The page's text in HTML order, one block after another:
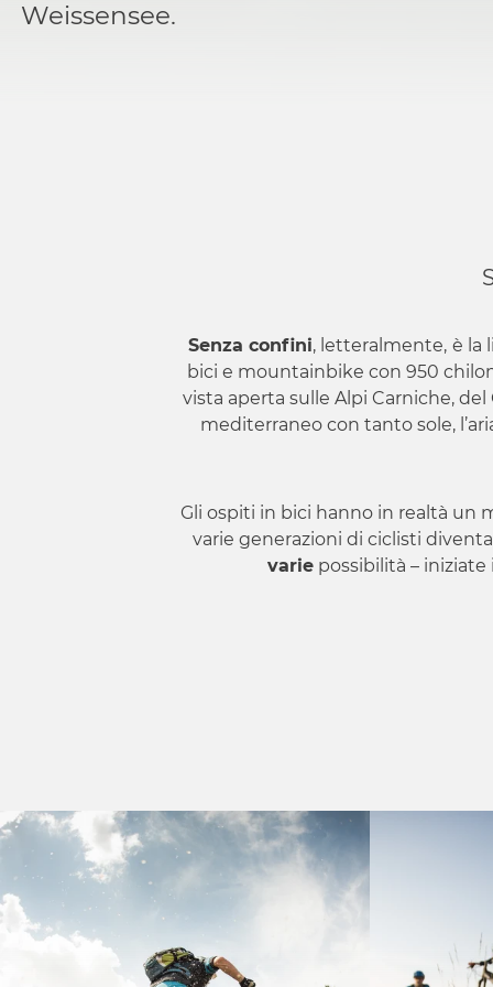
Weissensee.
Senza confini, letteralmente, è la
bici e mountainbike con 950
vista aperta sulle Alpi Carniche,
mediterraneo con tanto sole,
Gli ospiti in bici hanno in realtà un
varie generazioni di ciclisti diventa
varie possibilità – iniziate